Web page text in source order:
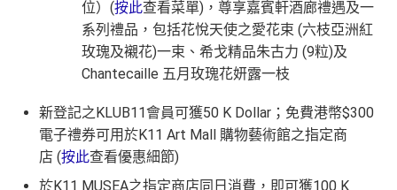
位）(按此查看菜單)，尊享嘉賓軒酒廊禮遇及一
系列禮品，包括花悅天使之愛花束 (六枝亞洲紅
玫瑰及襯花)一束、希戈精品朱古力 (9粒)及
Chantecaille 五月玫瑰花妍露一枝
新登記之KLUB11會員可獲50 K Dollar；免費港幣$300
電子禮券可用於K11 Art Mall 購物藝術館之指定商
店 (按此查看優惠細節)
於K11 MUSEA之指定商店同日消費，即可獲100 K